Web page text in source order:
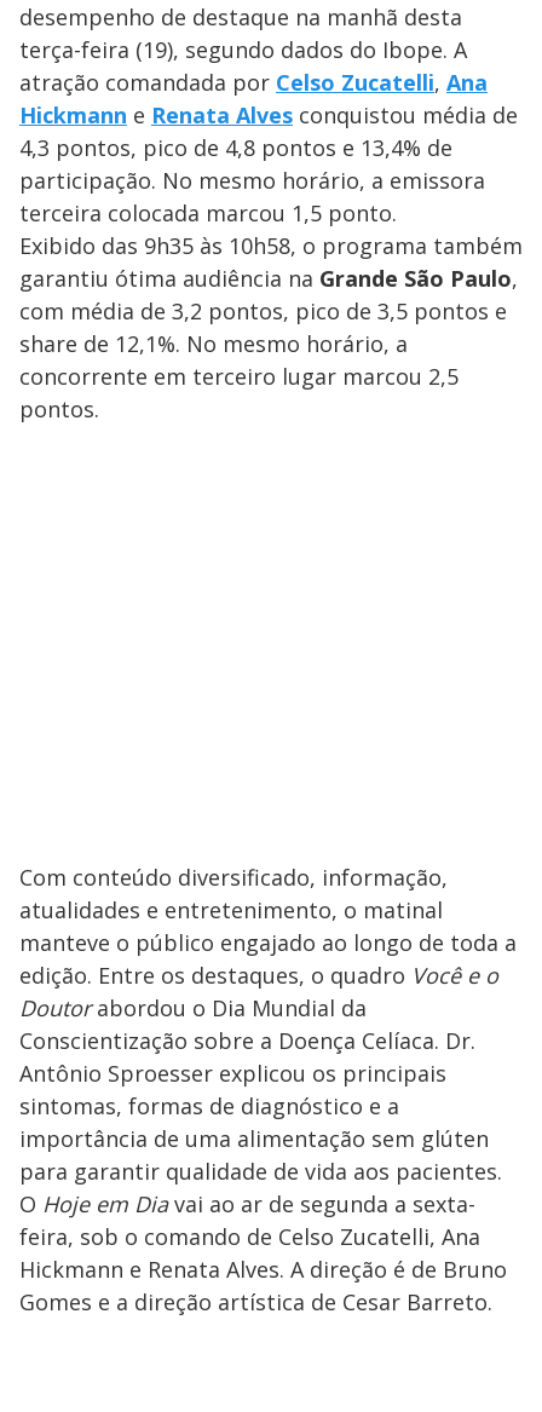
desempenho de destaque na manhã desta
terça-feira (19), segundo dados do Ibope. A
atração comandada por Celso Zucatelli, Ana
Hickmann e Renata Alves conquistou média de
4,3 pontos, pico de 4,8 pontos e 13,4% de
participação. No mesmo horário, a emissora
terceira colocada marcou 1,5 ponto.
Exibido das 9h35 às 10h58, o programa também
garantiu ótima audiência na Grande São Paulo,
com média de 3,2 pontos, pico de 3,5 pontos e
share de 12,1%. No mesmo horário, a
concorrente em terceiro lugar marcou 2,5
pontos.
Com conteúdo diversificado, informação,
atualidades e entretenimento, o matinal
manteve o público engajado ao longo de toda a
edição. Entre os destaques, o quadro Você e o
Doutorabordou o Dia Mundial da
Conscientização sobre a Doença Celíaca. Dr.
Antônio Sproesser explicou os principais
sintomas, formas de diagnóstico e a
importância de uma alimentação sem glúten
para garantir qualidade de vida aos pacientes.
O Hoje em Diavai ao ar de segunda a sexta-
feira, sob o comando de Celso Zucatelli, Ana
Hickmann e Renata Alves. A direção é de Bruno
Gomes e a direção artística de Cesar Barreto.